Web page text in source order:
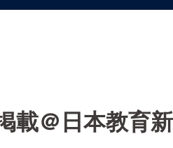
載＠日本教育